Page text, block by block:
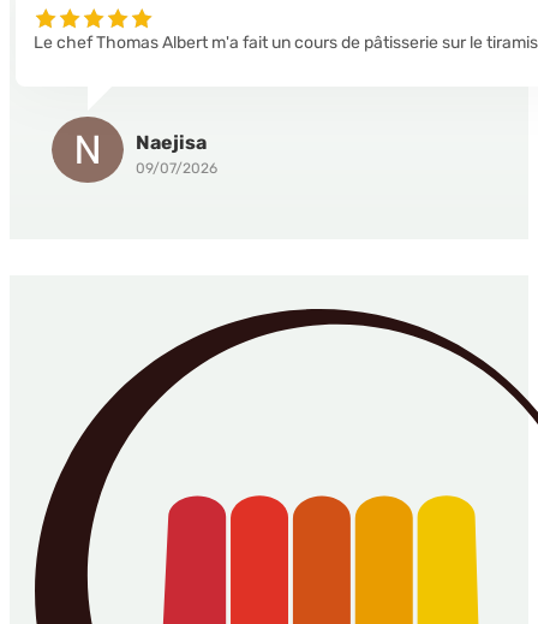
Le chef Thomas Albert m'a fait un cours de pâtisserie sur le
Naejisa
09/07/2026